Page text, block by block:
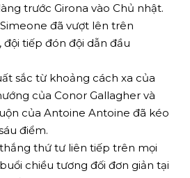
trước Girona vào Chủ nhật.
đã vượt lên trên
tiếp đón đội dẫn đầu
sắc từ khoảng cách xa của
của Conor Gallagher và
của Antoine Antoine đã kéo
điểm.
thứ tư liên tiếp trên mọi
chiều tương đối đơn giản tại